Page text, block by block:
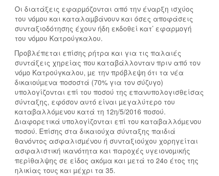
Οι διατάξεις εφαρµόζονται από την έναρξη ισχύος
του νόµου και καταλαµβάνουν και όσες αποφάσεις
συνταξιοδότησης έχουν ήδη εκδοθεί κατ’ εφαρµογή
του νόµου Κατρούγκαλου.
Προβλέπεται επίσης ρήτρα και για τις παλαιές
συντάξεις χηρείας που καταβάλλονταν πριν από τον
νόµο Κατρούγκαλου, µε την πρόβλεψη ότι τα νέα
δικαιούµενα ποσοστά (70% για τον σύζυγο)
υπολογίζονται επί του ποσού της επανυπολογισθείσας
σύνταξης, εφόσον αυτό είναι µεγαλύτερο του
καταβαλλόµενου κατά τη 12η/5/2016 ποσού.
∆ιαφορετικά υπολογίζονται επί του καταβαλλόµενου
ποσού. Επίσης στα δικαιούχα σύνταξης παιδιά
θανόντος ασφαλισµένου ή συνταξιούχου χορηγείται
ασφαλιστική ικανότητα και παροχές υγειονοµικής
περίθαλψης σε είδος ακόµα και µετά το 24ο έτος της
ηλικίας τους και µέχρι τα 35.